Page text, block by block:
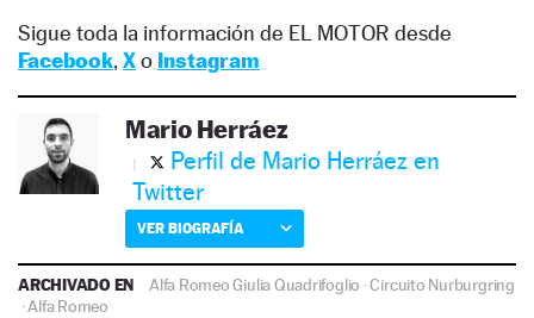
Sigue toda la información de EL MOTOR desde
Facebook, Xo Instagram
Mario Herráez
Perfil de Mario Herráez en
Twitter
VER BIOGRAFÍA
ARCHIVADO EN Alfa Romeo Giulia Quadrifoglio ·Circuito Nurburgring
·Alfa Romeo